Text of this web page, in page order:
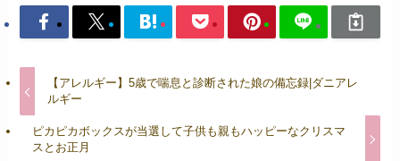
【アレルギー】5歳で喘息と診断された娘の備忘録|ダニアレ
ルギー
ピカピカボックスが当選して子供も親もハッピーなクリスマ
スとお正月